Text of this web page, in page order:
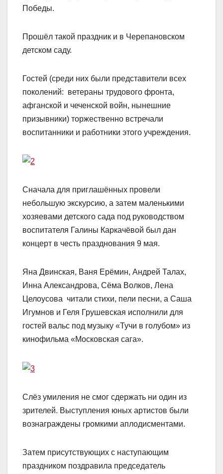
Победы.
Прошёл такой праздник и в Черепановском
детском саду.
Гостей (среди них были представители всех
поколений: ветераны трудового фронта,
афганской и чеченской войн, нынешние
призывники) торжественно встречали
воспитанники и работники этого учреждения.
Сначала для приглашённых провели
небольшую экскурсию, а затем маленькими
хозяевами детского сада под руководством
воспитателя Галины Каркачёвой был дан
концерт в честь празднования 9 мая.
Яна Двинская, Ваня Ерёмин, Андрей Талах,
Инна Александрова, Сёма Волков, Лена
Целоусова читали стихи, пели песни, а Саша
Игумнов и Геля Грушевская исполнили для
гостей вальс под музыку «Тучи в голубом» из
кинофильма «Московская сага».
Слёз умиления не смог сдержать ни один из
зрителей. Выступления юных артистов были
вознаграждены громкими аплодисментами.
Затем присутствующих с наступающим
праздником поздравила председатель